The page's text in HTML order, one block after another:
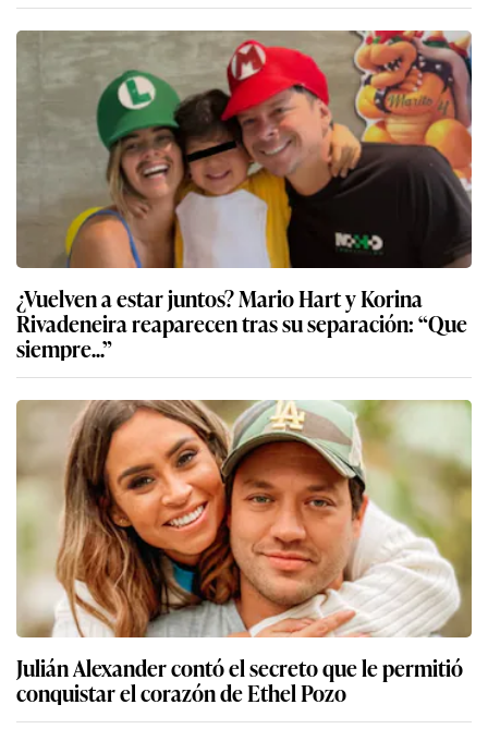
¿Vuelven a estar juntos? Mario Hart y Korina
Rivadeneira reaparecen tras su separación: “Que
siempre...”
Julián Alexander contó el secreto que le permitió
conquistar el corazón de Ethel Pozo